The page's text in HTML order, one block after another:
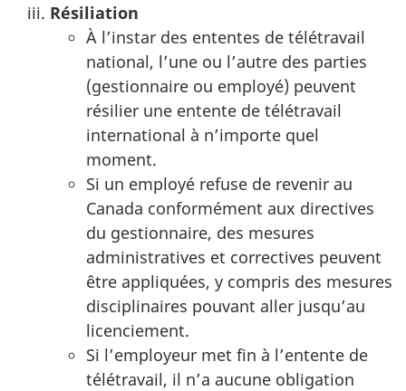
Résiliation
À l’instar des ententes de télétravail
national, l’une ou l’autre des parties
(gestionnaire ou employé) peuvent
résilier une entente de télétravail
international à n’importe quel
moment.
Si un employé refuse de revenir au
Canada conformément aux directives
du gestionnaire, des mesures
administratives et correctives peuvent
être appliquées, y compris des mesures
disciplinaires pouvant aller jusqu’au
licenciement.
Si l’employeur met fin à l’entente de
télétravail, il n’a aucune obligation